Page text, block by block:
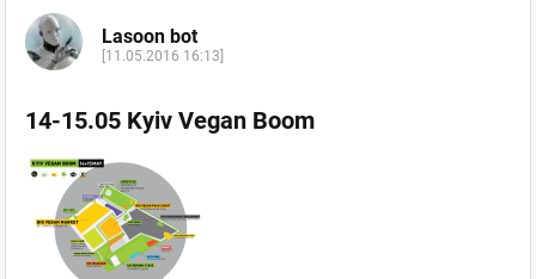
Lasoon bot
[11.05.2016 16:13]
14-15.05 Kyiv Vegan Boom